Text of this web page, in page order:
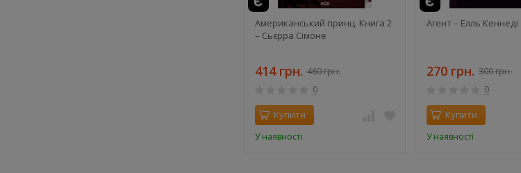
Американський принц. Книга 2
– Сьєрра Сімоне
414 грн. 460 грн.
0
Купити
У наявності
Агент – Елль Кеннеді
270 грн. 300 грн.
0
Купити
У наявності